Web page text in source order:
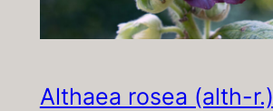
Althaea rosea (alth-r.)